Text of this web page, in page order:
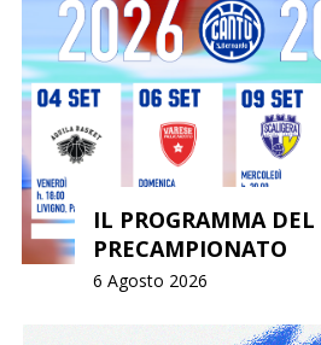
IL PROGRAMMA DEL
PRECAMPIONATO
6 Agosto 2026